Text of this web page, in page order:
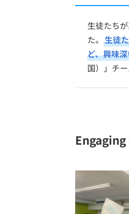
生徒たち
た。 生徒
ど、興味
国）」チ